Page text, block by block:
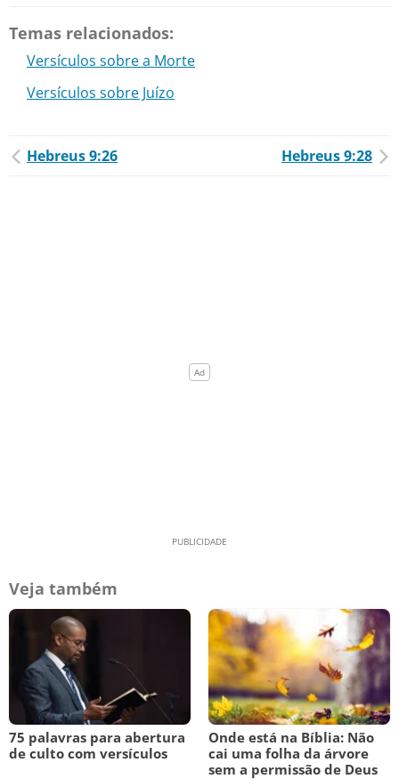
Temas relacionados:
Versículos sobre a Morte
Versículos sobre Juízo
Hebreus 9:26 Hebreus 9:28
Veja também
75 palavras para abertura
de culto com versículos
Onde está na Bíblia: Não
cai uma folha da árvore
sem a permissão de Deus